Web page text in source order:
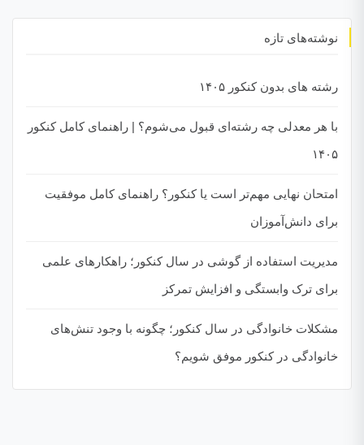
نوشته‌های تازه
رشته های بدون کنکور ۱۴۰۵
با هر معدلی چه رشته‌ای قبول می‌شوم؟ | راهنمای کامل کنکور
۱۴۰۵
امتحان نهایی مهم‌تر است یا کنکور؟ راهنمای کامل موفقیت
برای دانش‌آموزان
مدیریت استفاده از گوشی در سال کنکور؛ راهکارهای علمی
برای ترک وابستگی و افزایش تمرکز
مشکلات خانوادگی در سال کنکور؛ چگونه با وجود تنش‌های
خانوادگی در کنکور موفق شویم؟